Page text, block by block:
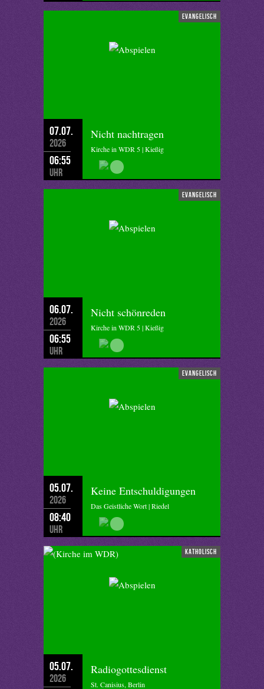
evangelisch
07.07.
2026
06:55
Uhr
Nicht nachtragen
Kirche in WDR 5 | Kießig
evangelisch
06.07.
2026
06:55
Uhr
Nicht schönreden
Kirche in WDR 5 | Kießig
evangelisch
05.07.
2026
08:40
Uhr
Keine Entschuldigungen
Das Geistliche Wort | Riedel
katholisch
05.07.
2026
Radiogottesdienst
St. Canisius, Berlin